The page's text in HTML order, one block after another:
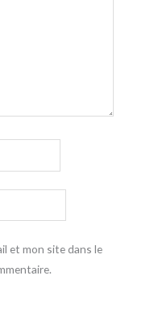
et mon site dans le